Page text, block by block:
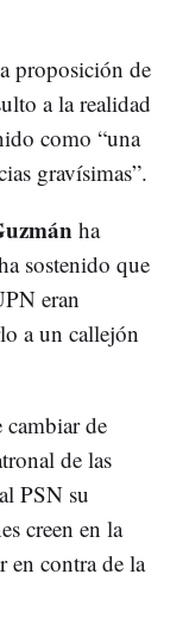
proposición de
a la realidad
como “una
gravísimas”.
ha
sostenido que
eran
a un callejón
cambiar de
de las
PSN su
creen en la
en contra de la